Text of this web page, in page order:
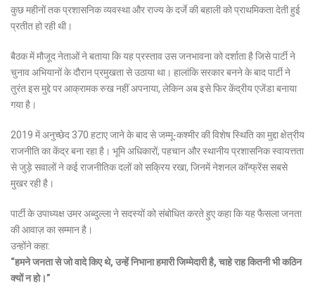
कुछ महीनों तक प्रशासनिक व्यवस्था और राज्य के दर्जे की बहाली को प्राथमिकता देती हुई
प्रतीत हो रही थी।
बैठक में मौजूद नेताओं ने बताया कि यह प्रस्ताव उस जनभावना को दर्शाता है जिसे पार्टी ने
चुनाव अभियानों के दौरान प्रमुखता से उठाया था। हालांकि सरकार बनने के बाद पार्टी ने
तुरंत इस मुद्दे पर आक्रामक रुख नहीं अपनाया, लेकिन अब इसे फिर केंद्रीय एजेंडा बनाया
गया है।
2019 में अनुच्छेद 370 हटाए जाने के बाद से जम्मू-कश्मीर की विशेष स्थिति का मुद्दा क्षेत्रीय
राजनीति का केंद्र बना रहा है। भूमि अधिकारों, पहचान और स्थानीय प्रशासनिक स्वायत्तता
से जुड़े सवालों ने कई राजनीतिक दलों को सक्रिय रखा, जिनमें नेशनल कॉन्फ्रेंस सबसे
मुखर रही है।
पार्टी के उपाध्यक्ष उमर अब्दुल्ला ने सदस्यों को संबोधित करते हुए कहा कि यह फैसला जनता
की आवाज़ का सम्मान है।
उन्होंने कहा:
“हमने जनता से जो वादे किए थे, उन्हें निभाना हमारी जिम्मेदारी है, चाहे राह कितनी भी कठिन
क्यों न हो।”